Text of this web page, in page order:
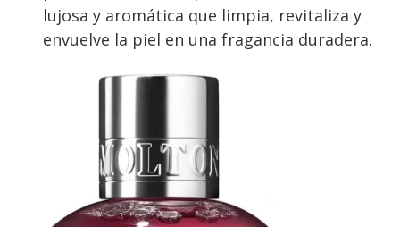
lujosa y aromática que limpia, revitaliza y
envuelve la piel en una fragancia duradera.